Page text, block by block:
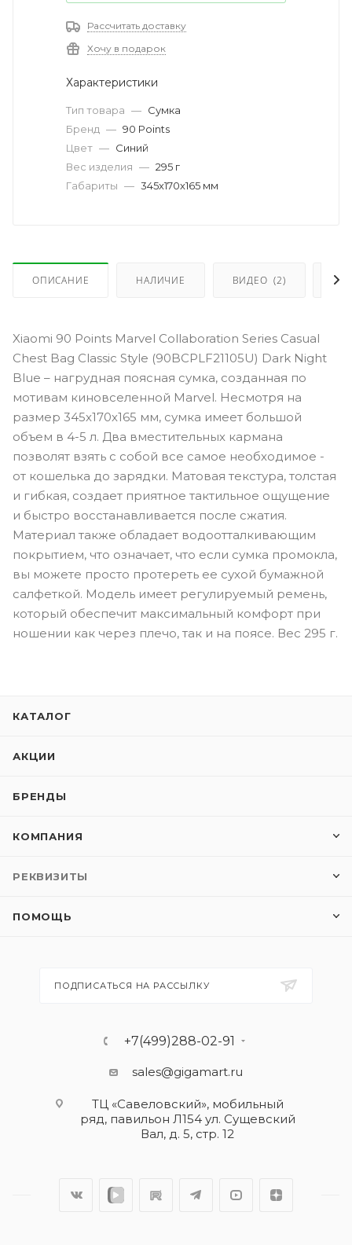
Рассчитать доставку
Хочу в подарок
Характеристики
Тип товара — Сумка
Бренд — 90 Points
Цвет — Синий
Вес изделия — 295 г
Габариты — 345х170х165 мм
ОПИСАНИЕ НАЛИЧИЕ ВИДЕО (2)
Xiaomi 90 Points Marvel Collaboration Series Casual
Chest Bag Classic Style (90BCPLF21105U) Dark Night
Blue – нагрудная поясная сумка, созданная по
мотивам киновселенной Marvel. Несмотря на
размер 345х170х165 мм, сумка имеет большой
объем в 4-5 л. Два вместительных кармана
позволят взять с собой все самое необходимое -
от кошелька до зарядки. Матовая текстура, толстая
и гибкая, создает приятное тактильное ощущение
и быстро восстанавливается после сжатия.
Материал также обладает водоотталкивающим
покрытием, что означает, что если сумка промокла,
вы можете просто протереть ее сухой бумажной
салфеткой. Модель имеет регулируемый ремень,
который обеспечит максимальный комфорт при
ношении как через плечо, так и на поясе. Вес 295 г.
КАТАЛОГ
АКЦИИ
БРЕНДЫ
КОМПАНИЯ
РЕКВИЗИТЫ
ПОМОЩЬ
ПОДПИСАТЬСЯ НА РАССЫЛКУ
+7(499)288-02-91
sales@gigamart.ru
ТЦ «Савеловский», мобильный
ряд, павильон Л154 ул. Сущевский
Вал, д. 5, стр. 12